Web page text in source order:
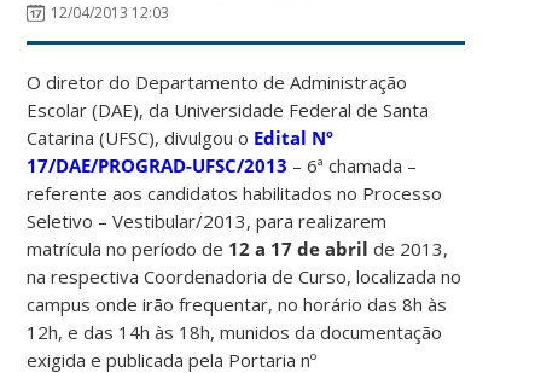
12/04/2013 12:03
O diretor do Departamento de Administração
Escolar (DAE), da Universidade Federal de Santa
Catarina (UFSC), divulgou o Edital Nº
17/DAE/PROGRAD-UFSC/2013 – 6ª chamada –
referente aos candidatos habilitados no Processo
Seletivo – Vestibular/2013, para realizarem
matrícula no período de 12 a 17 de abril de 2013,
na respectiva Coordenadoria de Curso, localizada no
campus onde irão frequentar, no horário das 8h às
12h, e das 14h às 18h, munidos da documentação
exigida e publicada pela Portaria nº